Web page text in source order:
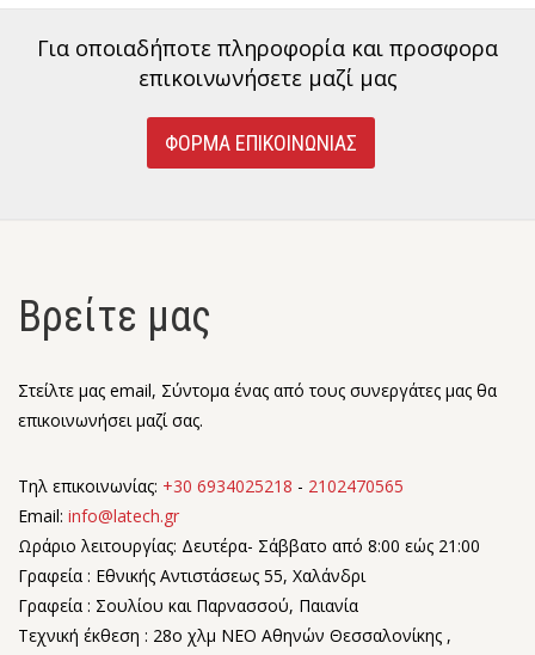
Για οποιαδήποτε πληροφορία και προσφορα
επικοινωνήσετε μαζί μας
ΦΟΡΜΑ ΕΠΙΚΟΙΝΩΝΙΑΣ
Βρείτε μας
Στείλτε μας email, Σύντομα ένας από τους συνεργάτες μας θα
επικοινωνήσει μαζί σας.
Τηλ επικοινωνίας: +30 6934025218 - 2102470565
Email: info@latech.gr
Ωράριο λειτουργίας: Δευτέρα- Σάββατο από 8:00 εώς 21:00
Γραφεία : Εθνικής Αντιστάσεως 55, Χαλάνδρι
Γραφεία : Σουλίου και Παρνασσού, Παιανία
Τεχνική έκθεση : 28o χλμ ΝΕΟ Αθηνών Θεσσαλονίκης ,